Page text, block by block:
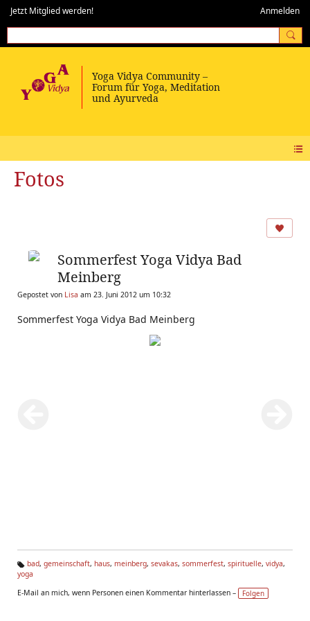
Jetzt Mitglied werden! Anmelden
Fotos
Sommerfest Yoga Vidya Bad
Meinberg
Gepostet von Lisa am 23. Juni 2012 um 10:32
Sommerfest Yoga Vidya Bad Meinberg
Ta
s:
bad, gemeinschaft, haus, meinberg, sevakas, sommerfest, spirituelle, vidya,
yoga
E-Mail an mich, wenn Personen einen Kommentar hinterlassen –
Folgen